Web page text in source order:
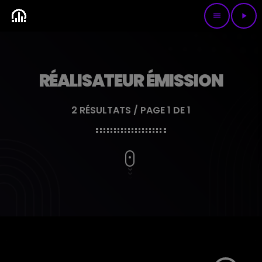
menu play_arrow
RÉALISATEUR ÉMISSION
2 RÉSULTATS / PAGE 1 DE 1